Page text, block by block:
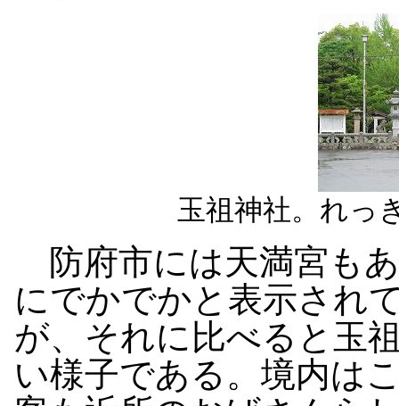
玉祖神社。れっ
防府市には天満宮も
にでかでかと表示され
が、それに比べると玉
い様子である。境内は